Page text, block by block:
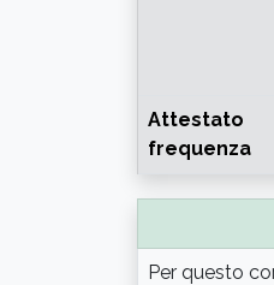
Attestato
frequenza
Per questo